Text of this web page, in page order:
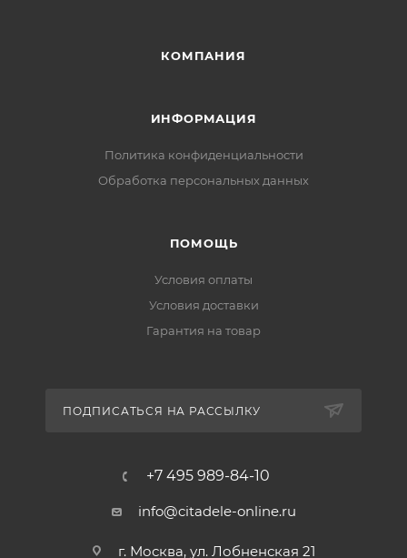
КОМПАНИЯ
ИНФОРМАЦИЯ
Политика конфиденциальности
Обработка персональных данных
ПОМОЩЬ
Условия оплаты
Условия доставки
Гарантия на товар
ПОДПИСАТЬСЯ НА РАССЫЛКУ
+7 495 989-84-10
info@citadele-online.ru
г. Москва, ул. Лобненская 21